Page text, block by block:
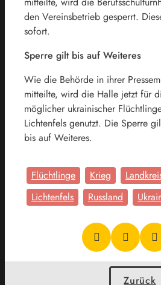
den Vereinsbetrieb gesperrt.
sofort.
Sperre gilt bis auf Weiteres
Wie die Behörde in ihrer
mitteilte, wird die Halle jetzt für
möglicher ukrainischer
Lichtenfels genutzt. Die Sperre
bis auf Weiteres.
Flüchtlinge Krieg
Lichtenfels
Russland
Zurück